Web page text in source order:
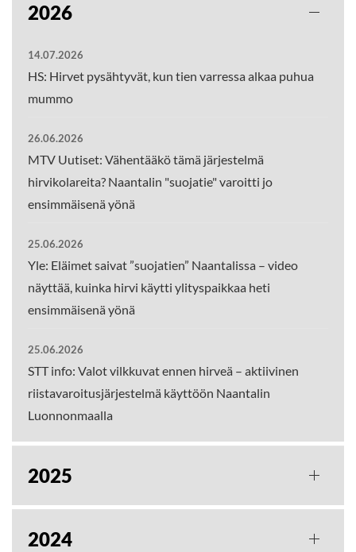
2026
14.07.2026
HS: Hirvet pysähtyvät, kun tien varressa alkaa puhua
mummo
26.06.2026
MTV Uutiset: Vähentääkö tämä järjestelmä
hirvikolareita? Naantalin "suojatie" varoitti jo
ensimmäisenä yönä
25.06.2026
Yle: Eläimet saivat ”suojatien” Naantalissa – video
näyttää, kuinka hirvi käytti ylityspaikkaa heti
ensimmäisenä yönä
25.06.2026
STT info: Valot vilkkuvat ennen hirveä – aktiivinen
riistavaroitusjärjestelmä käyttöön Naantalin
Luonnonmaalla
2025
2024